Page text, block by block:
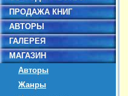
ПРОДАЖА КНИГ
АВТОРЫ
ГАЛЕРЕЯ
МАГАЗИН
Авторы
Жанры